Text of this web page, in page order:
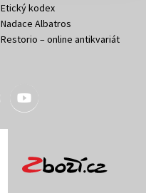
Etický kodex
Nadace Albatros
Restorio – online antikvariát